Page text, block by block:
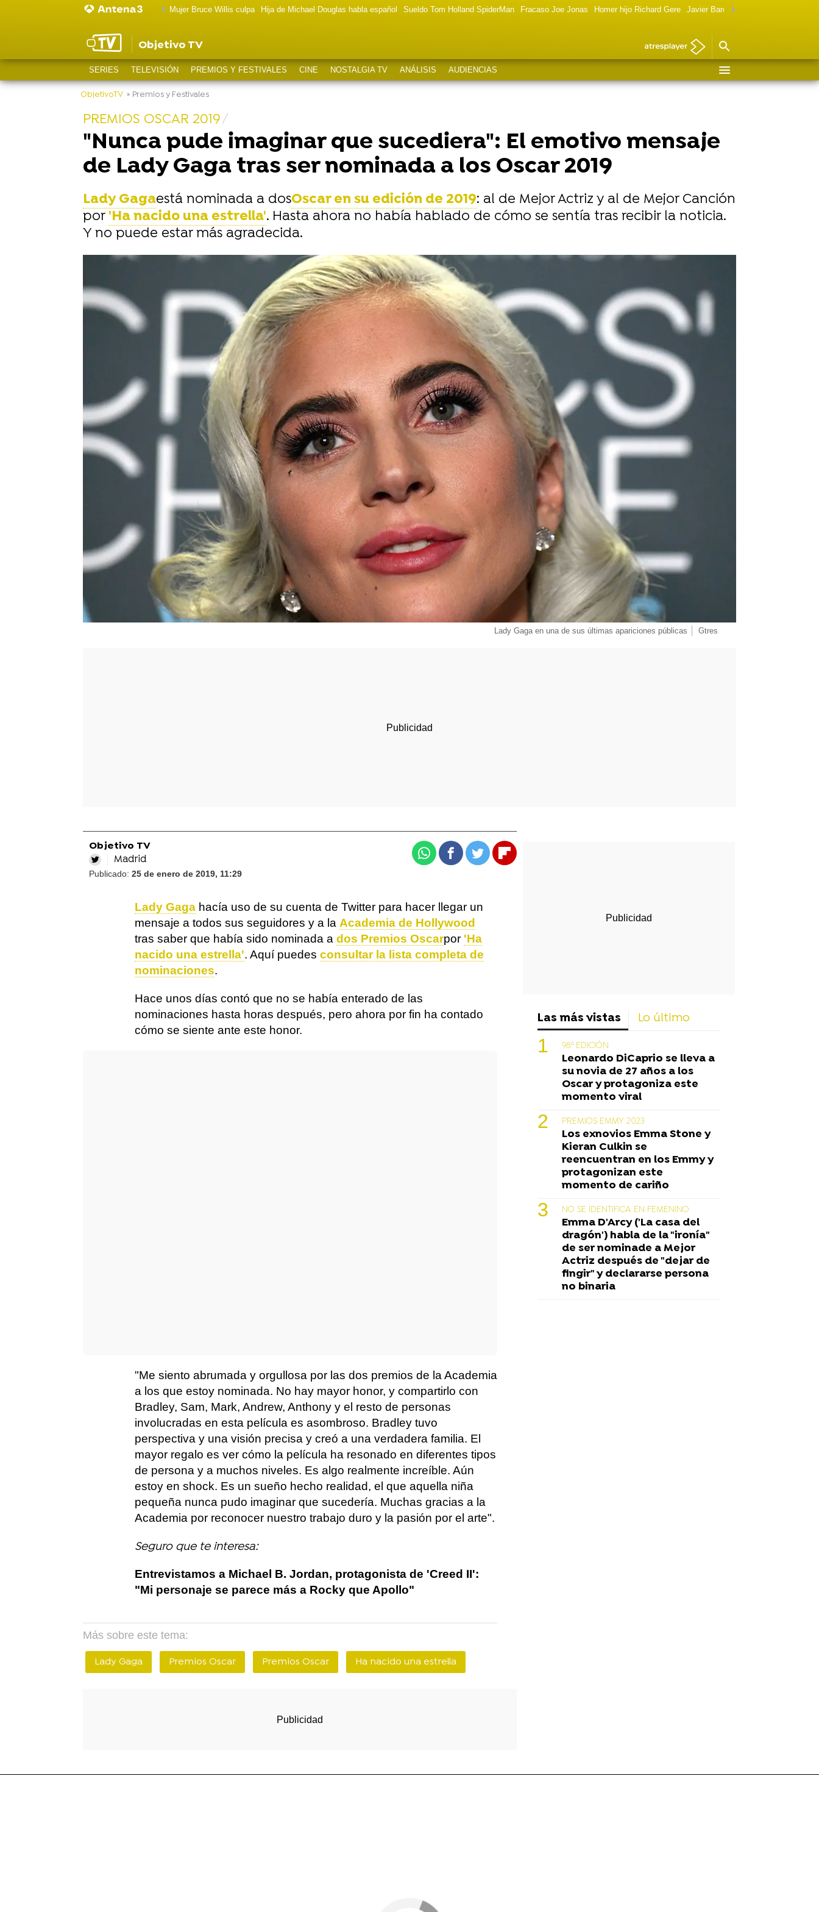
Mujer Bruce Willis culpa Hija de Michael Douglas habla español Sueldo Tom Holland SpiderMan Fracaso Joe Jonas Homer hijo Richard Gere Javier Bardem política
Objetivo TV
SERIES TELEVISIÓN PREMIOS Y FESTIVALES CINE NOSTALGIA TV ANÁLISIS AUDIENCIAS
ObjetivoTV » Premios y Festivales
PREMIOS OSCAR 2019
"Nunca pude imaginar que sucediera": El emotivo mensaje
de Lady Gaga tras ser nominada a los Oscar 2019
Lady Gagaestá nominada a dosOscar en su edición de 2019: al de Mejor Actriz y al de Mejor Canción
por 'Ha nacido una estrella'. Hasta ahora no había hablado de cómo se sentía tras recibir la noticia.
Y no puede estar más agradecida.
-
Lady Gaga en una de sus últimas apariciones públicas Gtres
Objetivo TV
Madrid
Publicado: 25 de enero de 2019, 11:29
WhatsappFacebook
TwitterFlipboard
Lady Gaga hacía uso de su cuenta de Twitter para hacer llegar un
mensaje a todos sus seguidores y a la Academia de Hollywood
tras saber que había sido nominada a dos Premios Oscarpor 'Ha
nacido una estrella'. Aquí puedes consultar la lista completa de
nominaciones.
Hace unos días contó que no se había enterado de las
nominaciones hasta horas después, pero ahora por fin ha contado
cómo se siente ante este honor.
"Me siento abrumada y orgullosa por las dos premios de la Academia
a los que estoy nominada. No hay mayor honor, y compartirlo con
Bradley, Sam, Mark, Andrew, Anthony y el resto de personas
involucradas en esta película es asombroso. Bradley tuvo
perspectiva y una visión precisa y creó a una verdadera familia. El
mayor regalo es ver cómo la película ha resonado en diferentes tipos
de persona y a muchos niveles. Es algo realmente increíble. Aún
estoy en shock. Es un sueño hecho realidad, el que aquella niña
pequeña nunca pudo imaginar que sucedería. Muchas gracias a la
Academia por reconocer nuestro trabajo duro y la pasión por el arte".
Seguro que te interesa:
Entrevistamos a Michael B. Jordan, protagonista de 'Creed II':
"Mi personaje se parece más a Rocky que Apollo"
Más sobre este tema:
Lady Gaga Premios Oscar Premios Oscar Ha nacido una estrella
Las más vistas Lo último
98º EDICIÓN
Leonardo DiCaprio se lleva a
su novia de 27 años a los
Oscar y protagoniza este
momento viral
PREMIOS EMMY 2023
Los exnovios Emma Stone y
Kieran Culkin se
reencuentran en los Emmy y
protagonizan este
momento de cariño
NO SE IDENTIFICA EN FEMENINO
Emma D'Arcy ('La casa del
dragón') habla de la "ironía"
de ser nominade a Mejor
Actriz después de "dejar de
fingir" y declararse persona
no binaria